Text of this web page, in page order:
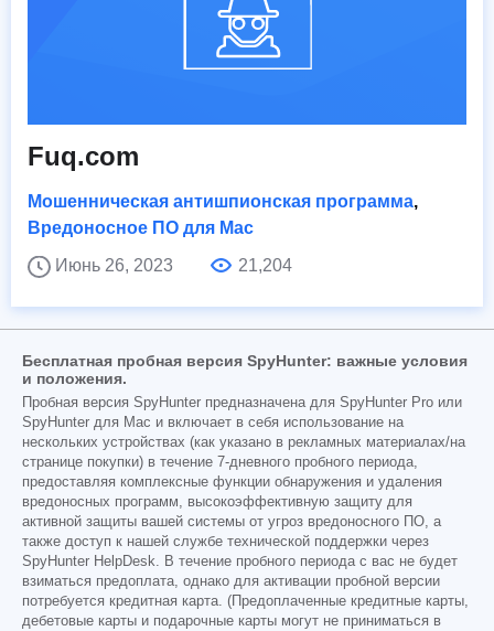
Fuq.com
Мошенническая антишпионская программа,
Вредоносное ПО для Mac
Июнь 26, 2023
21,204
Бесплатная пробная версия SpyHunter: важные условия
и положения.
Пробная версия SpyHunter предназначена для SpyHunter Pro или
SpyHunter для Mac и включает в себя использование на
нескольких устройствах (как указано в рекламных материалах/на
странице покупки) в течение 7-дневного пробного периода,
предоставляя комплексные функции обнаружения и удаления
вредоносных программ, высокоэффективную защиту для
активной защиты вашей системы от угроз вредоносного ПО, а
также доступ к нашей службе технической поддержки через
SpyHunter HelpDesk. В течение пробного периода с вас не будет
взиматься предоплата, однако для активации пробной версии
потребуется кредитная карта. (Предоплаченные кредитные карты,
дебетовые карты и подарочные карты могут не приниматься в